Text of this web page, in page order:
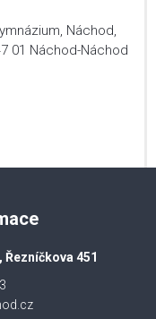
Náchod,
01 Náchod-Náchod
451